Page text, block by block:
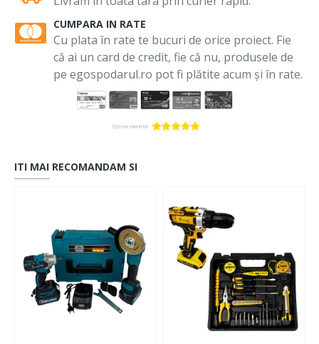
CUMPARA IN RATE
Cu plata în rate te bucuri de orice proiect. Fie
că ai un card de credit, fie că nu, produsele de
pe egospodarul.ro pot fi plătite acum și în rate.
ITI MAI RECOMANDAM SI